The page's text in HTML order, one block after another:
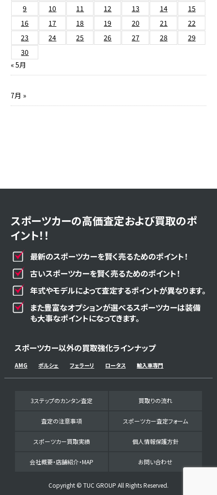
9
10 11 12 13 14
15
16
17 18 19 20 21
22
23
24 25 26 27 28
29
30
« 5月
7月 »
スポーツカーの高価査定および買取のポ
イント！！
最新のスポーツカーを賢く売るためのポイント！
古いスポーツカーを賢く売るためのポイント！
年式やモデルによって査定するポイントが異なります。
また豊富なオプションが選べるスポーツカーは装備
も大事なポイントになってきます。
スポーツカー以外の買取強化ラインナップ
AMG ポルシェ フェラーリ ロータス 輸入車専門
3ステップのカンタン査定 買取りの流れ
査定の注意事項 スポーツカー査定フォーム
スポーツカー買取実績 個人情報保護方針
会社概要・店舗紹介・MAP お問い合わせ
Copyright © TUC GROUP All Rights Reserved.